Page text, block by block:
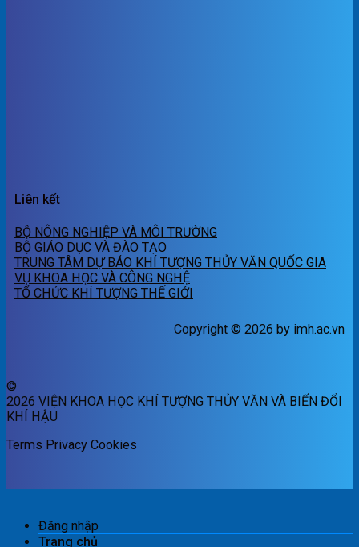
Liên kết
BỘ NÔNG NGHIỆP VÀ MÔI TRƯỜNG
BỘ GIÁO DỤC VÀ ĐÀO TẠO
TRUNG TÂM DỰ BÁO KHÍ TƯỢNG THỦY VĂN QUỐC GIA
VỤ KHOA HỌC VÀ CÔNG NGHỆ
TỔ CHỨC KHÍ TƯỢNG THẾ GIỚI
Copyright © 2026 by imh.ac.vn
©
2026 VIỆN KHOA HỌC KHÍ TƯỢNG THỦY VĂN VÀ BIẾN ĐỔI
KHÍ HẬU
Terms Privacy Cookies
Đăng nhập
Trang chủ